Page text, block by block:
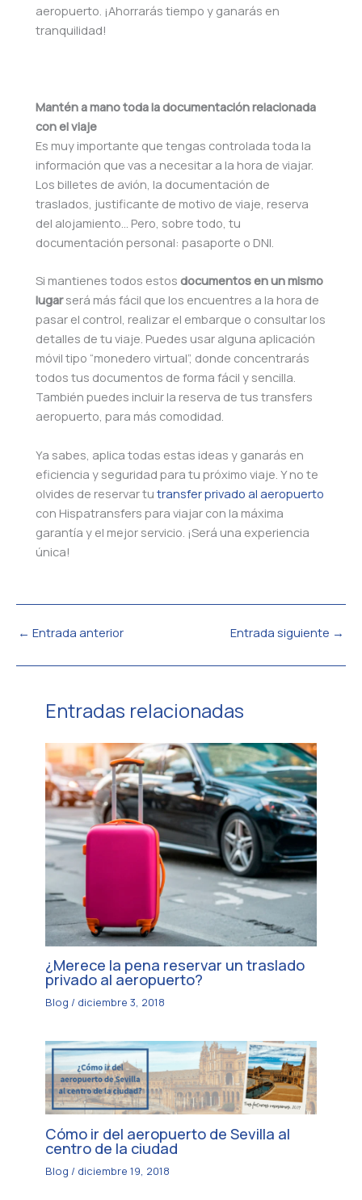
aeropuerto. ¡Ahorrarás tiempo y ganarás en
tranquilidad!
Mantén a mano toda la documentación relacionada
con el viaje
Es muy importante que tengas controlada toda la
información que vas a necesitar a la hora de viajar.
Los billetes de avión, la documentación de
traslados, justificante de motivo de viaje, reserva
del alojamiento… Pero, sobre todo, tu
documentación personal: pasaporte o DNI.
Si mantienes todos estos documentos en un mismo
lugarserá más fácil que los encuentres a la hora de
pasar el control, realizar el embarque o consultar los
detalles de tu viaje. Puedes usar alguna aplicación
móvil tipo “monedero virtual”, donde concentrarás
todos tus documentos de forma fácil y sencilla.
También puedes incluir la reserva de tus transfers
aeropuerto, para más comodidad.
Ya sabes, aplica todas estas ideas y ganarás en
eficiencia y seguridad para tu próximo viaje. Y no te
olvides de reservar tu transfer privado al aeropuerto
con Hispatransfers para viajar con la máxima
garantía y el mejor servicio. ¡Será una experiencia
única!
← Entrada anterior Entrada siguiente →
Entradas relacionadas
¿Merece la pena reservar un traslado
privado al aeropuerto?
Blog / diciembre 3, 2018
Cómo ir del aeropuerto de Sevilla al
centro de la ciudad
Blog / diciembre 19, 2018